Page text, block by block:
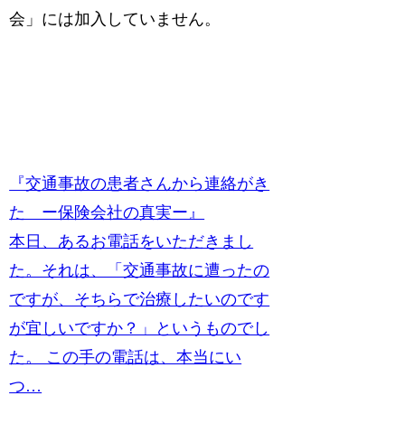
会」には加入していません。
『交通事故の患者さんから連絡がき
た ー保険会社の真実ー』
本日、あるお電話をいただきまし
た。それは、「交通事故に遭ったの
ですが、そちらで治療したいのです
が宜しいですか？」というものでし
た。 この手の電話は、本当にい
つ…